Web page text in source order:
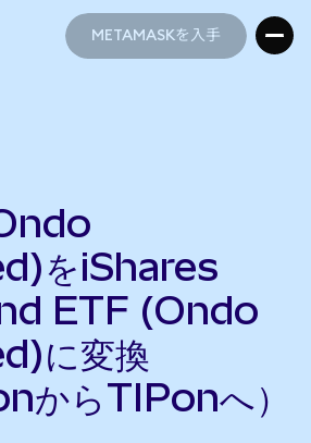
METAMASKを入手
をiShares
ETF (Ondo
に変換
からTIPonへ）